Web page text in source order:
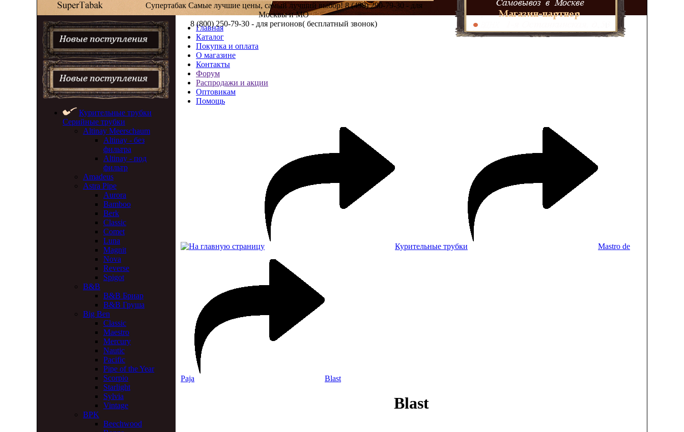
Супертабак Самые лучшие цены, самый лучший выбор! 8 (499) 290-79-30 - для
Москвы и МО
8 (800) 250-79-30 - для регионов( бесплатный звонок)
Курительные трубки
Серийные трубки
Altinay Meerschaum
Altinay - без
фильтра
Altinay - под
фильтр
Amadeus
Astra Pipe
Aurora
Bamboo
Berk
Classic
Comet
Luna
Magnit
Nova
Reverse
Spigot
B&B
B&B Бриар
B&B Груша
Big Ben
Classic
Maestro
Mercury
Nautic
Pacific
Pipe of the Year
Scorpio
Starlight
Sylvia
Vintage
BPK
Beechwood
Главная
Каталог
Покупка и оплата
О магазине
Контакты
Форум
Распродажи и акции
Оптовикам
Помощь
Курительные трубки Mastro de
Paja Blast
Blast